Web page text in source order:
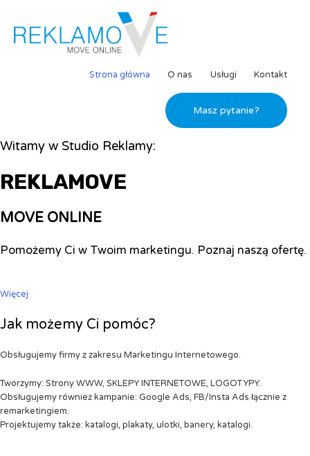
Strona główna O nas Usługi Kontakt
Masz pytanie?
Witamy w Studio Reklamy:
REKLAMOVE
MOVE ONLINE
Pomożemy Ci w Twoim marketingu. Poznaj naszą ofertę.
Więcej
Jak możemy Ci pomóc?
Obsługujemy firmy z zakresu Marketingu Internetowego.
Tworzymy: Strony WWW, SKLEPY INTERNETOWE, LOGOTYPY.
Obsługujemy również kampanie: Google Ads, FB/Insta Ads łącznie z
remarketingiem.
Projektujemy także: katalogi, plakaty, ulotki, banery, katalogi.